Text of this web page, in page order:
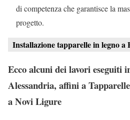
di competenza che garantisce la
progetto.
Installazione tapparelle in legno a
Ecco alcuni dei lavori eseguiti
Alessandria, affini a
a Novi Ligure